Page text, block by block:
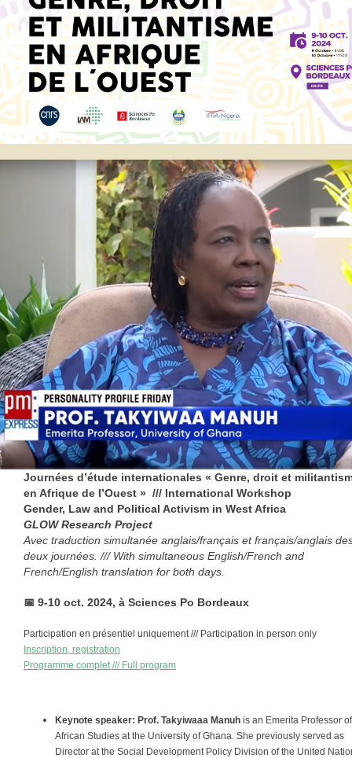
Journées d’étude internationales « Genre, droit et
en Afrique de l’Ouest » /// International Workshop
Gender, Law and Political Activism in West Africa
GLOW Research Project
Avec traduction simultanée anglais/français et français/anglais
deux journées. /// With simultaneous English/French and
French/English translation for both days.
📅 9-10 oct. 2024, à Sciences Po Bordeaux
Participation en présentiel uniquement /// Participation in person only
Inscription, registration
Programme complet /// Full program
Keynote speaker: Prof. Takyiwaaa Manuh is an Emerita Professor of
African Studies at the University of Ghana. She previously served as
Director at the Social Development Policy Division of the United